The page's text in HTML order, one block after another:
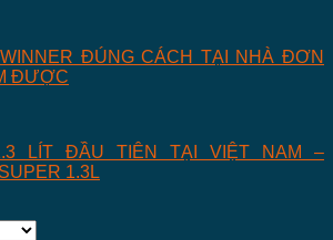
ĐÚNG CÁCH TẠI NHÀ ĐƠN
ĐƯỢC
LÍT ĐẦU TIÊN TẠI VIỆT NAM –
1.3L